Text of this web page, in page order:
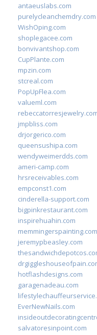
antaeuslabs.com
purelycleanchemdry.com
WishOping.com
shoplegacee.com
bonvivantshop.com
CupPlante.com
mpzin.com
stcreal.com
PopUpFlea.com
valueml.com
jmpbliss.com
drjorgerico.com
queensushipa.com
wendyweimerdds.com
ameri-camp.com
hrsreceivables.com
empconst1.com
cinderella-support.com
bigpinkrestaurant.com
inspirehuahin.com
memmingerspainting.com
jeremypbeasley.com
hotflashdesigns.com
garagenadeau.com
EverNewNails.com
salvatoresinpoint.com